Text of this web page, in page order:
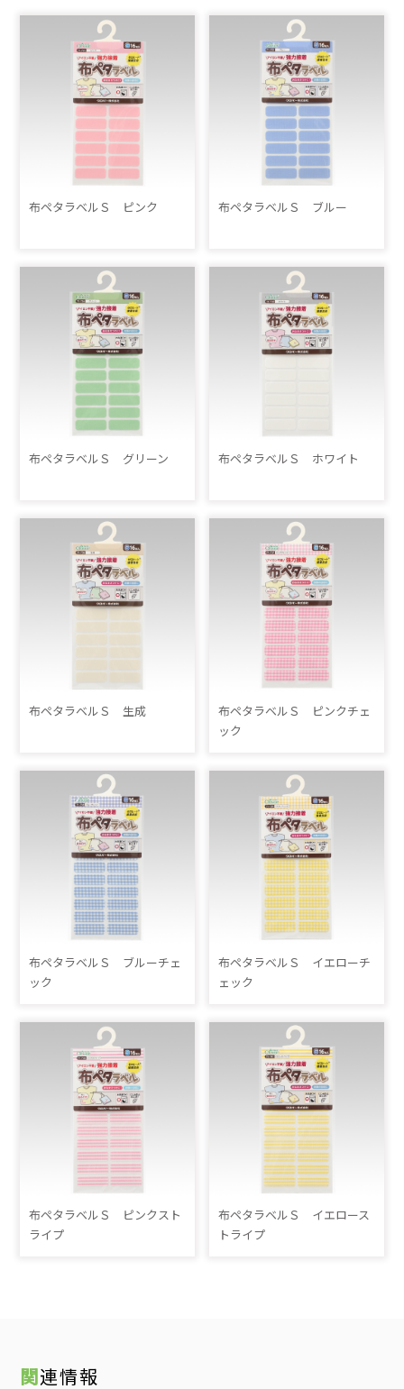
布ペタラベルＳ ピンク 布ペタラベルＳ ブルー
布ペタラベルＳ グリーン 布ペタラベルＳ ホワイト
布ペタラベルＳ 生成
布ペタラベルＳ ピンクチェ
ック
布ペタラベルＳ ブルーチェ
ック
布ペタラベルＳ イエローチ
ェック
布ペタラベルＳ ピンクスト
ライプ
布ペタラベルＳ イエロース
トライプ
関連情報